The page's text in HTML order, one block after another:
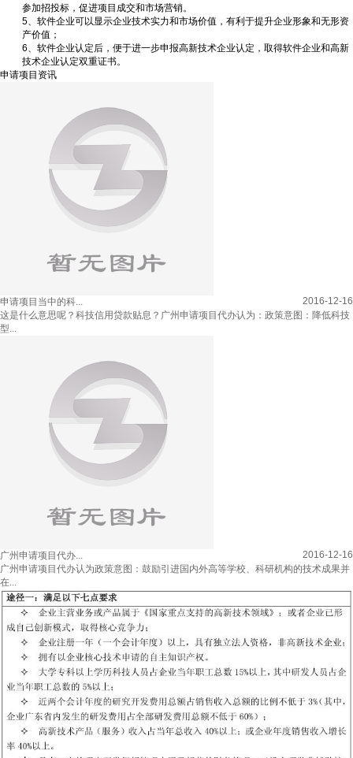
参加招投标，促进项目成交和市场营销。
5、软件企业可以显示企业技术实力和市场价值，有利于提升企业形象和无形资
产价值；
6、软件企业认定后，便于进一步申报高新技术企业认定，取得软件企业和高新
技术企业认定双重证书。
申请项目资讯
申请项目当中的科...
2016-12-16
这是什么意思呢？科技信用贷款贴息？广州申请项目代办认为：政策意图：降低科技
型...
广州申请项目代办...
2016-12-16
广州申请项目代办认为政策意图：鼓励引进国内外高等学校、科研机构的技术成果并
在...